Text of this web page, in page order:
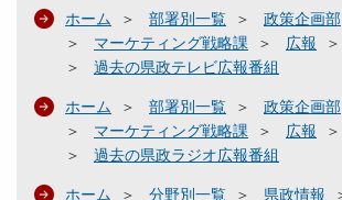
ホーム 部署別一覧
政策企画部
マーケティング戦略課
広報
過去の県政テレビ広報番組
ホーム 部署別一覧
政策企画部
マーケティング戦略課
広報
過去の県政ラジオ広報番組
ホーム 分野別一覧 県政情報